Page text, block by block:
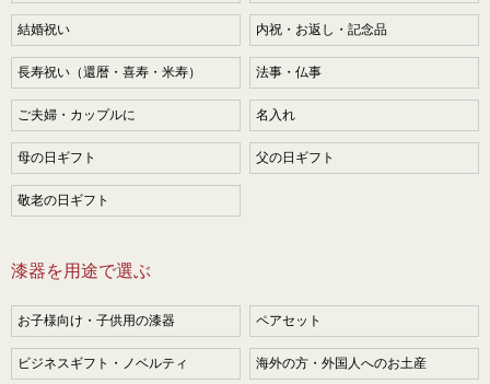
結婚祝い 内祝・お返し・記念品
長寿祝い（還暦・喜寿・米寿） 法事・仏事
ご夫婦・カップルに 名入れ
母の日ギフト 父の日ギフト
敬老の日ギフト
漆器を用途で選ぶ
お子様向け・子供用の漆器 ペアセット
ビジネスギフト・ノベルティ 海外の方・外国人へのお土産